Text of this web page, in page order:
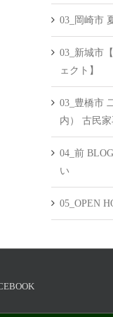
03_岡崎市
03_新城市
ェクト】
03_豊橋市
内） 古民
04_前
い
05_OPEN